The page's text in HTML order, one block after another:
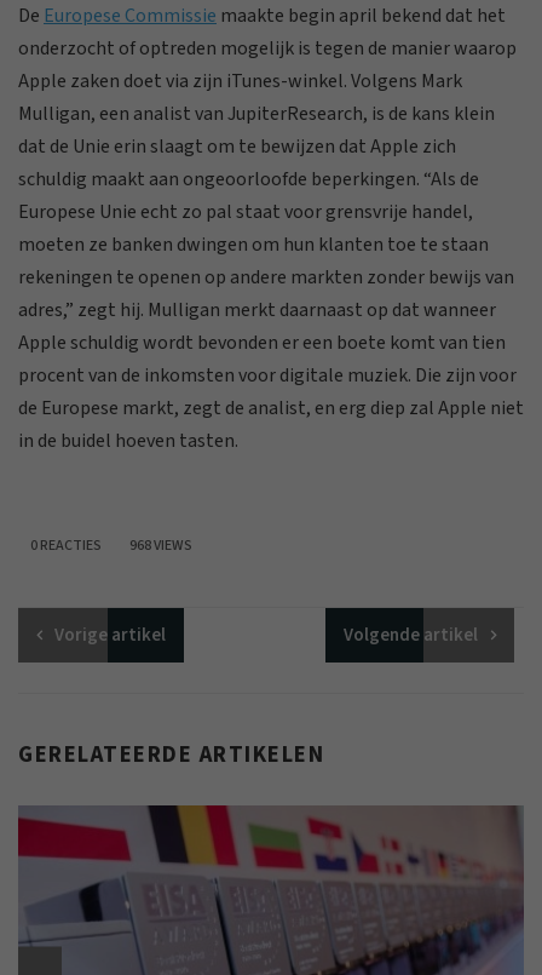
De Europese Commissie maakte begin april bekend dat het
onderzocht of optreden mogelijk is tegen de manier waarop
Apple zaken doet via zijn iTunes-winkel. Volgens Mark
Mulligan, een analist van JupiterResearch, is de kans klein
dat de Unie erin slaagt om te bewijzen dat Apple zich
schuldig maakt aan ongeoorloofde beperkingen. “Als de
Europese Unie echt zo pal staat voor grensvrije handel,
moeten ze banken dwingen om hun klanten toe te staan
rekeningen te openen op andere markten zonder bewijs van
adres,” zegt hij. Mulligan merkt daarnaast op dat wanneer
Apple schuldig wordt bevonden er een boete komt van tien
procent van de inkomsten voor digitale muziek. Die zijn voor
de Europese markt, zegt de analist, en erg diep zal Apple niet
in de buidel hoeven tasten.
0 REACTIES 968 VIEWS
Vorigeartikel Volgendeartikel
GERELATEERDE ARTIKELEN